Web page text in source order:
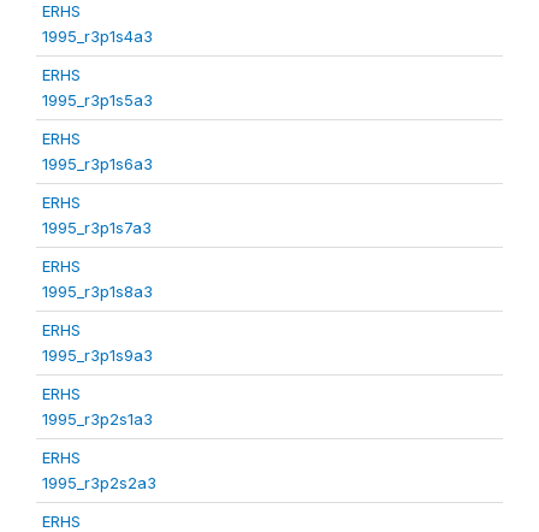
ERHS
1995_r3p1s4a3
ERHS
1995_r3p1s5a3
ERHS
1995_r3p1s6a3
ERHS
1995_r3p1s7a3
ERHS
1995_r3p1s8a3
ERHS
1995_r3p1s9a3
ERHS
1995_r3p2s1a3
ERHS
1995_r3p2s2a3
ERHS